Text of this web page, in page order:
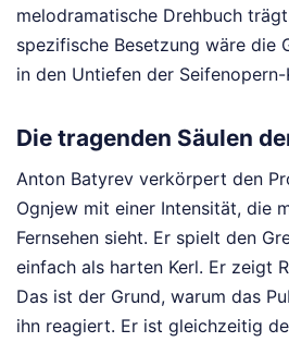
melodramatische Drehbuch
spezifische Besetzung wäre die
in den Untiefen der
Die tragenden Säulen
Anton Batyrev verkörpert den
Ognjew mit einer Intensität, die
Fernsehen sieht. Er spielt den
einfach als harten Kerl. Er zeigt
Das ist der Grund, warum das
ihn reagiert. Er ist gleichzeitig